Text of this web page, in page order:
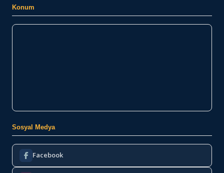
Konum
Sosyal Medya
Facebook